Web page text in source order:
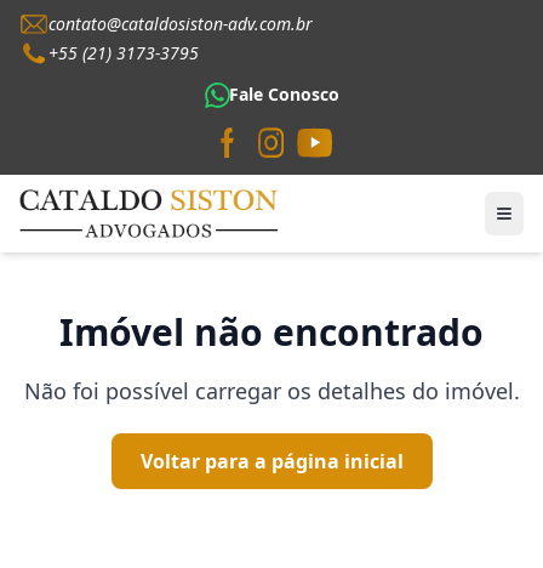
contato@cataldosiston-adv.com.br
+55 (21) 3173-3795
Fale Conosco
Imóvel não encontrado
Não foi possível carregar os detalhes do imóvel.
Voltar para a página inicial